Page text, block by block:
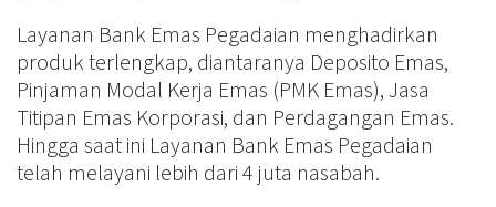
Layanan Bank Emas Pegadaian menghadirkan
produk terlengkap, diantaranya Deposito Emas,
Pinjaman Modal Kerja Emas (PMK Emas), Jasa
Titipan Emas Korporasi, dan Perdagangan Emas.
Hingga saat ini Layanan Bank Emas Pegadaian
telah melayani lebih dari 4 juta nasabah.